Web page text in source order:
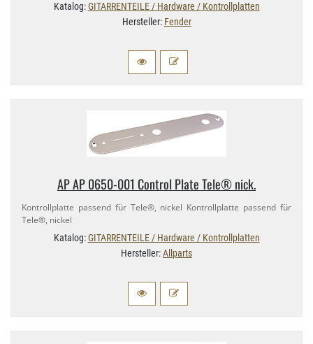
Katalog:GITARRENTEILE / Hardware / Kontrollplatten
Hersteller: Fender
AP AP 0650-​001 Control Plate Tele® nick.
Kontrollplatte passend für Tele®, nickel Kontrollplatte passend für
Tele®, nickel
Katalog:GITARRENTEILE / Hardware / Kontrollplatten
Hersteller:Allparts